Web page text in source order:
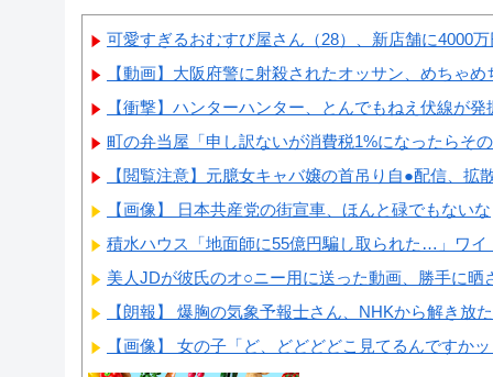
可愛すぎるおむすび屋さん（28）、新店舗に4000
【動画】大阪府警に射殺されたオッサン、めちゃ
【衝撃】ハンターハンター、とんでもねえ伏線が
町の弁当屋「申し訳ないが消費税1%になったらそ
【閲覧注意】元臆女キャバ嬢の首吊り自●配信、
【画像】 日本共産党の街宣車、ほんと碌でもないな
積水ハウス「地面師に55億円騙し取られた…」ワ
美人JDが彼氏のオ○ニー用に送った動画、勝手に晒
【朗報】 爆胸の気象予報士さん、NHKから解き放
【画像】 女の子「ど、どどどどこ見てるんですか